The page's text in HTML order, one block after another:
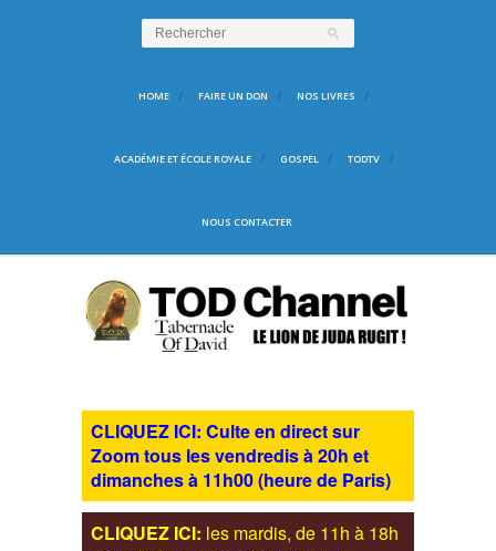
HOME FAIRE UN DON NOS LIVRES
ACADÉMIE ET ÉCOLE ROYALE GOSPEL TODTV
NOUS CONTACTER
CLIQUEZ ICI: Culte en direct sur
Zoom tous les vendredis à 20h et
dimanches à 11h00 (heure de Paris)
CLIQUEZ ICI: les mardis, de 11h à 18h